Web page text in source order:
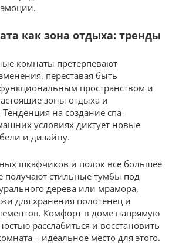
как зона отдыха: тренды
комнаты претерпевают
переставая быть
пространством и
зоны отдыха и
на создание спа-
условиях диктует новые
и дизайну.
шкафчиков и полок все большее
получают стильные тумбы под
дерева или мрамора,
для хранения полотенец и
Комфорт в доме напрямую
расслабиться и восстановить
– идеальное место для этого.